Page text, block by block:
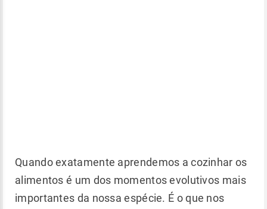
Quando exatamente aprendemos a cozinhar os
alimentos é um dos momentos evolutivos mais
importantes da nossa espécie. É o que nos